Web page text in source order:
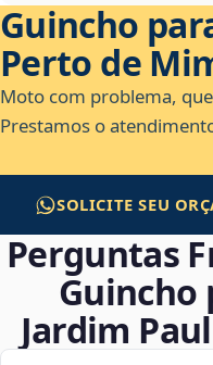
Guincho
Perto de
Moto com problema,
Prestamos o
SOLICITE SEU
Perguntas
Guincho
Jardim